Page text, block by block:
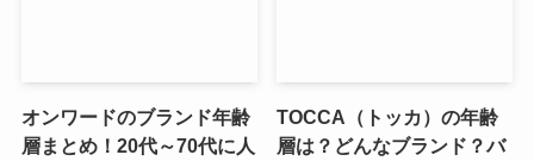
オンワードのブランド年齢
層まとめ！20代～70代に人
TOCCA（トッカ）の年齢
層は？どんなブランド？バ